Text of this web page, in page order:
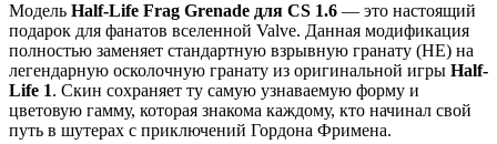
Модель Half-Life Frag Grenade для CS 1.6 — это настоящий
подарок для фанатов вселенной Valve. Данная модификация
полностью заменяет стандартную взрывную гранату (HE) на
легендарную осколочную гранату из оригинальной игры Half-
Life 1. Скин сохраняет ту самую узнаваемую форму и
цветовую гамму, которая знакома каждому, кто начинал свой
путь в шутерах с приключений Гордона Фримена.